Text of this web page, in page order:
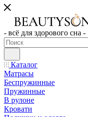
- всё для здорового сна -
Каталог
Матрасы
Беспружинные
Пружинные
В рулоне
Кровати